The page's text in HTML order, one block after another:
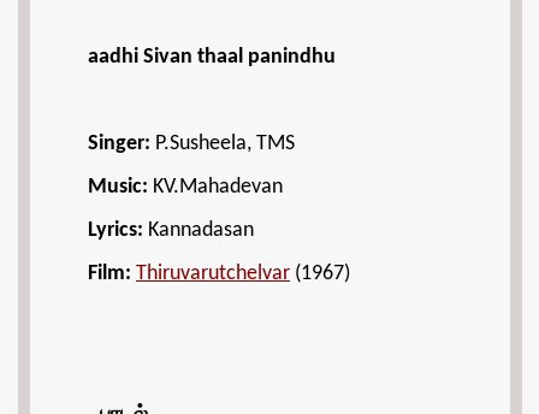
aadhi Sivan thaal panindhu
Singer: P.Susheela, TMS
Music: KV.Mahadevan
Lyrics: Kannadasan
Film: Thiruvarutchelvar (1967)